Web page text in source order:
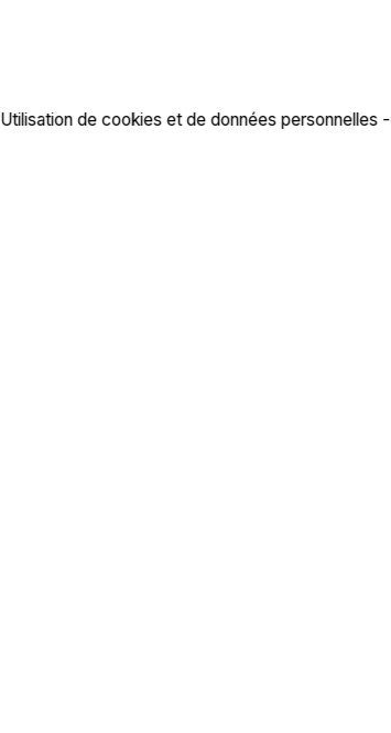
Utilisation de cookies et de données personnelles -